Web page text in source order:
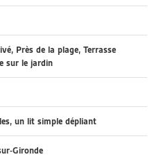
, Près de la plage, Terrasse
sur le jardin
un lit simple dépliant
Gironde